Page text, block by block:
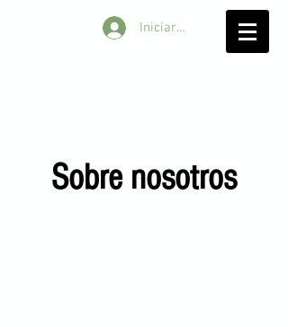
Iniciar sesión
Sobre nosotros